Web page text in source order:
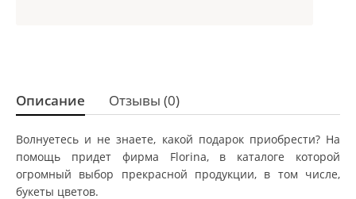
Описание Отзывы (0)
Волнуетесь и не знаете, какой подарок приобрести? На
помощь придет фирма Florina, в каталоге которой
огромный выбор прекрасной продукции, в том числе,
букеты цветов.